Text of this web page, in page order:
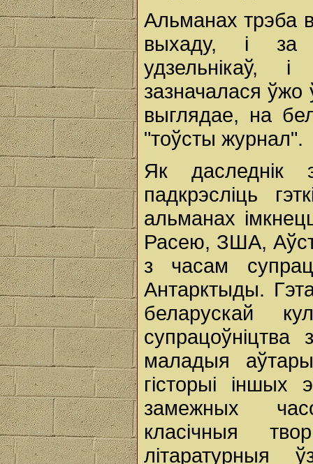
Альманах трэба
выхаду, і за
удзельнікаў,
зазначалася
выглядае, на
"тоўсты журнал".
Як даследнік
падкрэсліць
альманах
Расею, ЗША,
з часам
Антарктыды.
беларускай
маладыя
гісторыі
замежных
класічныя
літаратурныя